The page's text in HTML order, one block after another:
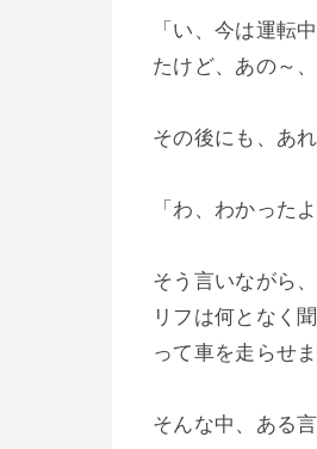
「い、今は運転
たけど、あの～
その後にも、あ
「わ、わかった
そう言いながら
リフは何となく
って車を走らせま
そんな中、ある